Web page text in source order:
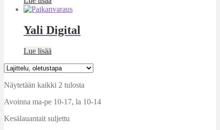
Yali Digital
Lue lisää
Näytetään kaikki 2 tulosta
Avoinna ma-pe 10-17, la 10-14
Kesälauantait suljettu